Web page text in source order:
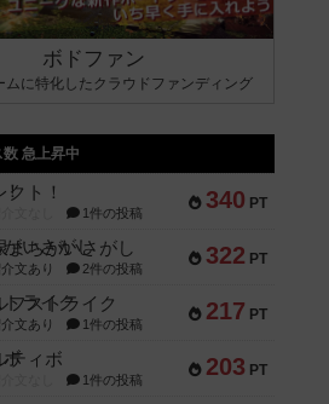
ボドファン
ムに特化したクラウドファンディング
数 急上昇中
340 PT
クト！
1件の投稿
322 PT
まちがいさがし
文あり 2件の投稿
217 PT
フストライク
文あり 1件の投稿
203 PT
ティボ
1件の投稿